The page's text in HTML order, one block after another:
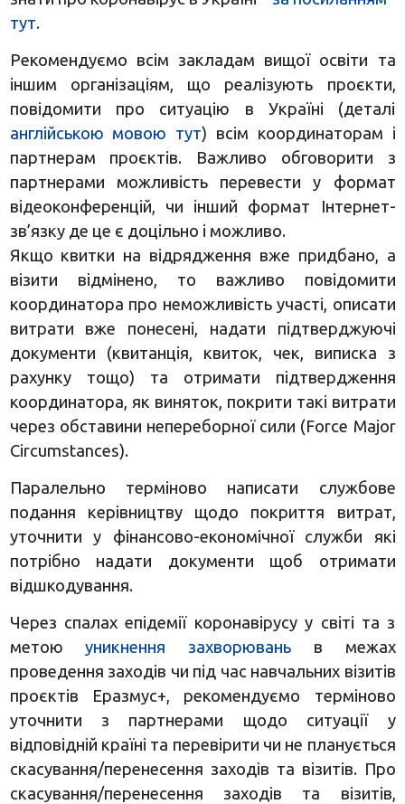
тут.
Рекомендуємо всім закладам вищої освіти та
іншим організаціям, що реалізують проєкти,
повідомити про ситуацію в Україні (деталі
англійською мовою тут) всім координаторам і
партнерам проєктів. Важливо обговорити з
партнерами можливість перевести у формат
відеоконференцій, чи інший формат Інтернет-
зв’язку де це є доцільно і можливо.
Якщо квитки на відрядження вже придбано, а
візити відмінено, то важливо повідомити
координатора про неможливість участі, описати
витрати вже понесені, надати підтверджуючі
документи (квитанція, квиток, чек, виписка з
рахунку тощо) та отримати підтвердження
координатора, як виняток, покрити такі витрати
через обставини непереборної сили (Force Major
Circumstances).
Паралельно терміново написати службове
подання керівництву щодо покриття витрат,
уточнити у фінансово-економічної служби які
потрібно надати документи щоб отримати
відшкодування.
Через спалах епідемії коронавірусу у світі та з
метоюуникнення захворювань в межах
проведення заходів чи під час навчальних візитів
проєктів Еразмус+, рекомендуємо терміново
уточнити з партнерами щодо ситуації у
відповідній країні та перевірити чи не планується
скасування/перенесення заходів та візитів. Про
скасування/перенесення заходів та візитів,